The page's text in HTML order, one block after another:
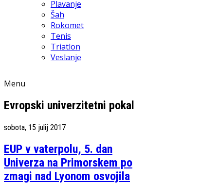
Plavanje
Šah
Rokomet
Tenis
Triatlon
Veslanje
Menu
Evropski univerzitetni pokal
sobota, 15 julij 2017
EUP v vaterpolu, 5. dan
Univerza na Primorskem po
zmagi nad Lyonom osvojila